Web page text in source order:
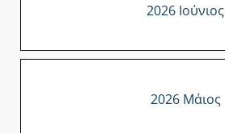
2026 Ιούνιος
2026 Μάιος